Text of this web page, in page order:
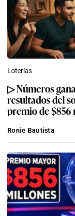
Loterías
▷ Números
resultados del
premio de $856
Ronie Bautista